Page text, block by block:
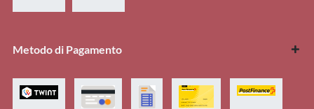
Metodo di Pagamento